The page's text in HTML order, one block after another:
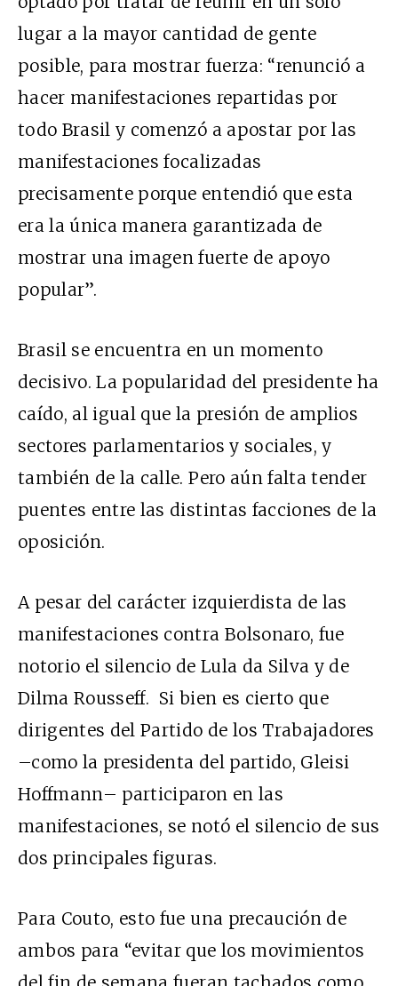
lugar a la mayor cantidad de gente
posible, para mostrar fuerza: “renunció a
hacer manifestaciones repartidas por
todo Brasil y comenzó a apostar por las
manifestaciones focalizadas
precisamente porque entendió que esta
era la única manera garantizada de
mostrar una imagen fuerte de apoyo
popular”.
Brasil se encuentra en un momento
decisivo. La popularidad del presidente ha
caído, al igual que la presión de amplios
sectores parlamentarios y sociales, y
también de la calle. Pero aún falta tender
puentes entre las distintas facciones de la
oposición.
A pesar del carácter izquierdista de las
manifestaciones contra Bolsonaro, fue
notorio el silencio de Lula da Silva y de
Dilma Rousseff. Si bien es cierto que
dirigentes del Partido de los Trabajadores
–como la presidenta del partido, Gleisi
Hoffmann– participaron en las
manifestaciones, se notó el silencio de sus
dos principales figuras.
Para Couto, esto fue una precaución de
ambos para “evitar que los movimientos